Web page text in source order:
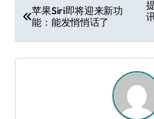
章
导
航
苹果Siri即将迎来新功
能：能发悄悄话了